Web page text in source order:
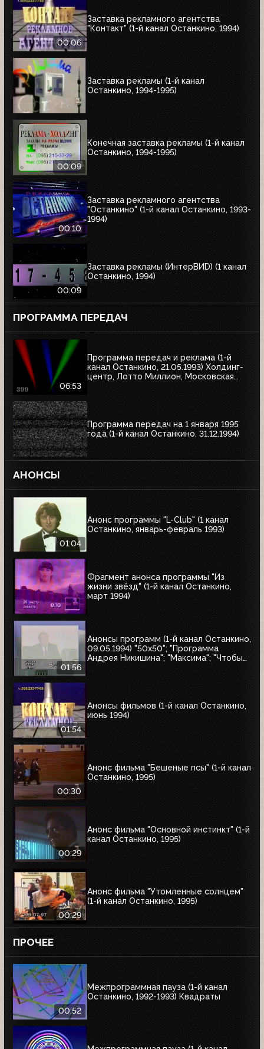
00:06
Заставка рекламного агентства
"Контакт" (1-й канал Останкино, 1994)
Заставка рекламы (1-й канал
Останкино, 1994-1995)
00:09
Конечная заставка рекламы (1-й канал
Останкино, 1994-1995)
00:10
Заставка рекламного агентства
"Останкино" (1-й канал Останкино, 1993-
1994)
00:09
Заставка рекламы (ИнтерВИD) (1 канал
Останкино, 1994)
ПРОГРАММА ПЕРЕДАЧ
06:53
Программа передач и реклама (1-й
канал Останкино, 21.05.1993) Холдинг-
центр, Лотто Миллион, Московская
Программа передач на 1 января 1995
года (1-й канал Останкино, 31.12.1994)
АНОНСЫ
01:04
Анонс программы "L-Club" (1 канал
Останкино, январь-февраль 1993)
Фрагмент анонса программы "Из
жизни звёзд" (1-й канал Останкино,
март 1994)
01:56
Анонсы программ (1-й канал Останкино,
09.05.1994) "50x50"; "Программа
Андрея Никишина"; "Максима"; "Чтобы
01:54
Анонсы фильмов (1-й канал Останкино,
июнь 1994)
00:30
Анонс фильма "Бешеные псы" (1-й канал
Останкино, 1995)
00:29
Анонс фильма "Основной инстинкт" (1-й
канал Останкино, 1995)
00:29
Анонс фильма "Утомленные солнцем"
(1-й канал Останкино, 1995)
ПРОЧЕЕ
00:52
Межпрограммная пауза (1-й канал
Останкино, 1992-1993) Квадраты